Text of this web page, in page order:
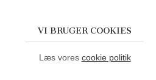
VI BRUGER COOKIES
Læs vores cookie politik